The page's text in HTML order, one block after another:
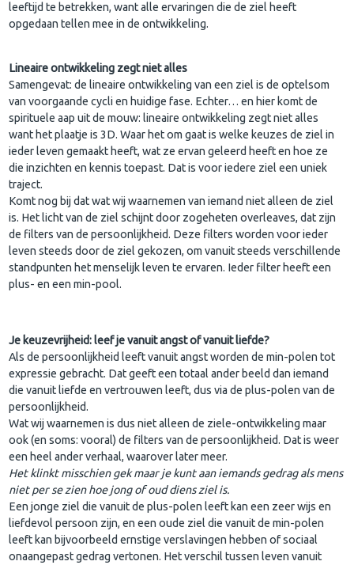
leeftijd te betrekken, want alle ervaringen die de ziel heeft
opgedaan tellen mee in de ontwikkeling.
Lineaire ontwikkeling zegt niet alles
Samengevat: de lineaire ontwikkeling van een ziel is de optelsom
van voorgaande cycli en huidige fase. Echter… en hier komt de
spirituele aap uit de mouw: lineaire ontwikkeling zegt niet alles
want het plaatje is 3D. Waar het om gaat is welke keuzes de ziel in
ieder leven gemaakt heeft, wat ze ervan geleerd heeft en hoe ze
die inzichten en kennis toepast. Dat is voor iedere ziel een uniek
traject.
Komt nog bij dat wat wij waarnemen van iemand niet alleen de ziel
is. Het licht van de ziel schijnt door zogeheten overleaves, dat zijn
de filters van de persoonlijkheid. Deze filters worden voor ieder
leven steeds door de ziel gekozen, om vanuit steeds verschillende
standpunten het menselijk leven te ervaren. Ieder filter heeft een
plus- en een min-pool.
Je keuzevrijheid: leef je vanuit angst of vanuit liefde?
Als de persoonlijkheid leeft vanuit angst worden de min-polen tot
expressie gebracht. Dat geeft een totaal ander beeld dan iemand
die vanuit liefde en vertrouwen leeft, dus via de plus-polen van de
persoonlijkheid.
Wat wij waarnemen is dus niet alleen de ziele-ontwikkeling maar
ook (en soms: vooral) de filters van de persoonlijkheid. Dat is weer
een heel ander verhaal, waarover later meer.
Het klinkt misschien gek maar je kunt aan iemands gedrag als mens
niet per se zien hoe jong of oud diens ziel is.
Een jonge ziel die vanuit de plus-polen leeft kan een zeer wijs en
liefdevol persoon zijn, en een oude ziel die vanuit de min-polen
leeft kan bijvoorbeeld ernstige verslavingen hebben of sociaal
onaangepast gedrag vertonen. Het verschil tussen leven vanuit